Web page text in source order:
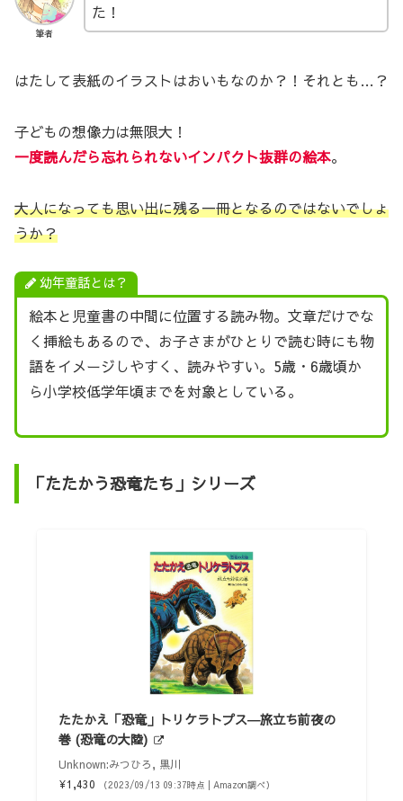
筆者
た！
はたして表紙のイラストはおいもなのか？！それとも…？
子どもの想像力は無限大！
一度読んだら忘れられないインパクト抜群の絵本。
大人になっても思い出に残る一冊となるのではないでしょ
うか？
幼年童話とは？
絵本と児童書の中間に位置する読み物。文章だけでな
く挿絵もあるので、お子さまがひとりで読む時にも物
語をイメージしやすく、読みやすい。5歳・6歳頃か
ら小学校低学年頃までを対象としている。
「たたかう恐竜たち」シリーズ
たたかえ「恐竜」トリケラトプス―旅立ち前夜の
巻 (恐竜の大陸)
Unknown:みつひろ, 黒川
¥1,430
（2023/09/13 09:37時点 | Amazon調べ）